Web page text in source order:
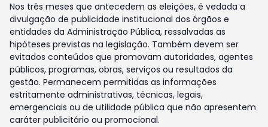
Nos três meses que antecedem as eleições, é vedada a
divulgação de publicidade institucional dos órgãos e
entidades da Administração Pública, ressalvadas as
hipóteses previstas na legislação. Também devem ser
evitados conteúdos que promovam autoridades, agentes
públicos, programas, obras, serviços ou resultados da
gestão. Permanecem permitidas as informações
estritamente administrativas, técnicas, legais,
emergenciais ou de utilidade pública que não apresentem
caráter publicitário ou promocional.